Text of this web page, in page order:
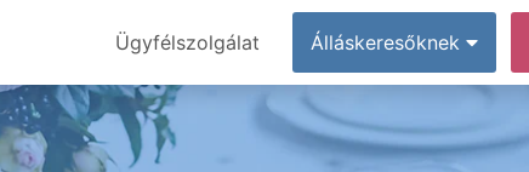
Ügyfélszolgálat Álláskeresőknek